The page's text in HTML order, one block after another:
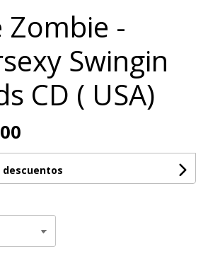
Zombie -
Swingin
CD ( USA)